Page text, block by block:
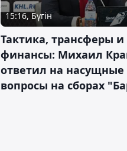
15:16, Бүгін
Тактика, трансферы и
финансы: Михаил
ответил на насущные
вопросы на сборах